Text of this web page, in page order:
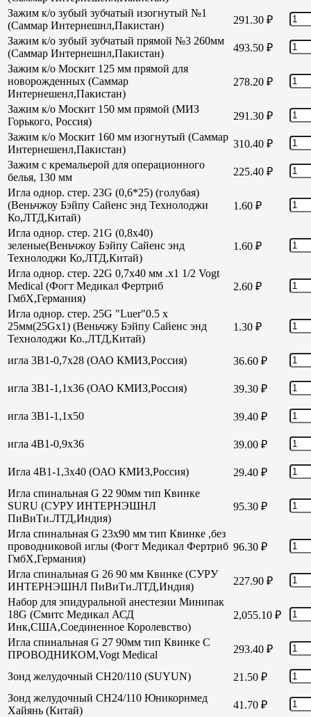
Зажим к/о зубый зубчатый изогнутый №1
(Саммар Интернешнл,Пакистан)
291.30 ₽
Зажим к/о зубый зубчатый прямой №3 260мм
(Саммар Интернешнл,Пакистан)
493.50 ₽
Зажим к/о Москит 125 мм прямой для
новорожденных (Саммар
Интернешенл,Пакистан)
278.20 ₽
Зажим к/о Москит 150 мм прямой (МИЗ
Горького, Россия)
291.30 ₽
Зажим к/о Москит 160 мм изогнутый (Саммар
Интернешенл,Пакистан)
310.40 ₽
Зажим с кремальерой для операционного
белья, 130 мм
225.40 ₽
Игла однор. стер. 23G (0,6*25) (голубая)
(Веньчжоу Бэйпу Сайенс энд Технолоджи
Ко,ЛТД,Китай)
1.60 ₽
Игла однор. стер. 21G (0,8х40)
зеленые(Веньчжоу Бэйпу Сайенс энд
Технолоджи Ко,ЛТД,Китай)
1.60 ₽
Игла однор. стер. 22G 0,7х40 мм .х1 1/2 Vogt
Medical (Фогт Медикал Фертриб
ГмбХ,Германия)
2.60 ₽
Игла однор. стер. 25G "Luer"0.5 х
25мм(25Gх1) (Веньчжу Бэйпу Сайенс энд
Технолоджи Ко.,ЛТД,Китай)
1.30 ₽
игла 3В1-0,7х28 (ОАО КМИЗ,Россия) 36.60 ₽
игла 3В1-1,1х36 (ОАО КМИЗ,Россия) 39.30 ₽
игла 3В1-1,1х50 39.40 ₽
игла 4В1-0,9х36 39.00 ₽
Игла 4В1-1,3х40 (ОАО КМИЗ,Россия) 29.40 ₽
Игла спинальная G 22 90мм тип Квинке
SURU (СУРУ ИНТЕРНЭШНЛ
ПиВиТи.ЛТД,Индия)
95.30 ₽
Игла спинальная G 23х90 мм тип Квинке ,без
проводниковой иглы (Фогт Медикал Фертриб
ГмбХ,Германия)
96.30 ₽
Игла спинальная G 26 90 мм Квинке (СУРУ
ИНТЕРНЭШНЛ ПиВиТи.ЛТД,Индия)
227.90 ₽
Набор для эпидуральной анестезии Минипак
18G (Смитс Медикал АСД
Инк,США,Соединенное Королевство)
2,055.10 ₽
Игла спинальная G 27 90мм тип Квинке С
ПРОВОДНИКОМ,Vogt Medical
293.40 ₽
Зонд желудочный СН20/110 (SUYUN) 21.50 ₽
Зонд желудочный СН24/110 Юникорнмед
Хайянь (Китай)
41.70 ₽